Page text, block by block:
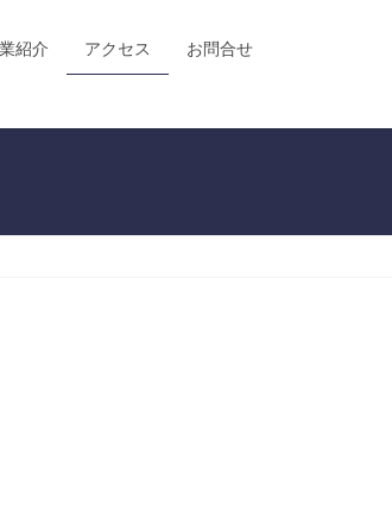
紹介 アクセス お問合せ